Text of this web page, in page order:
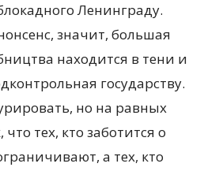
Ленинграду.
значит, большая
находится в тени и
государству.
но на равных
что тех, кто заботится о
а тех, кто